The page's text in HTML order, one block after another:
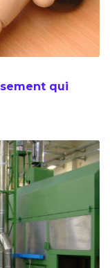
qui